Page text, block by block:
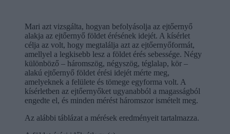
Mari azt vizsgálta, hogyan befolyásolja az ejtőernyő
alakja az ejtőernyő földet érésének idejét. A kísérlet
célja az volt, hogy megtalálja azt az ejtőernyőformát,
amellyel a legkisebb lesz a földet érés sebessége. Négy
különböző – háromszög, négyszög, téglalap, kör –
alakú ejtőernyő földet érési idejét mérte meg,
amelyeknek a felülete és tömege egyforma volt. A
kísérletben az ejtőernyőket ugyanabból a magasságból
engedte el, és minden mérést háromszor ismételt meg.
Az alábbi táblázat a mérések eredményeit tartalmazza.